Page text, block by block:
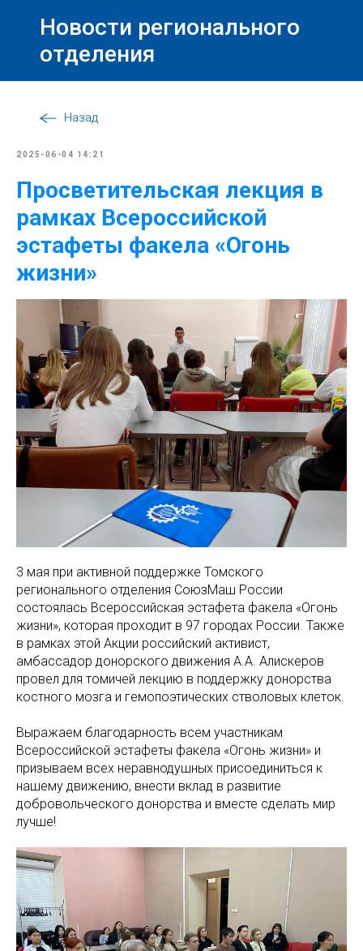
Новости регионального
отделения
Назад
2025-06-04 14:21
Просветительская лекция в
рамках Всероссийской
эстафеты факела «Огонь
жизни»
3 мая при активной поддержке Томского
регионального отделения СоюзМаш России
состоялась Всероссийская эстафета факела «Огонь
жизни», которая проходит в 97 городах России. Также
в рамках этой Акции российский активист,
амбассадор донорского движения А.А. Алискеров
провел для томичей лекцию в поддержку донорства
костного мозга и гемопоэтических стволовых клеток.
Выражаем благодарность всем участникам
Всероссийской эстафеты факела «Огонь жизни» и
призываем всех неравнодушных присоединиться к
нашему движению, внести вклад в развитие
добровольческого донорства и вместе сделать мир
лучше!